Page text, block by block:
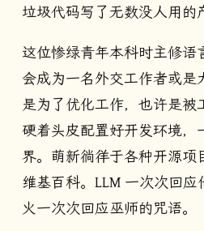
垃圾代码写了无数没人用的
这位惨绿青年本科时主修语
会成为一名外交工作者或是
是为了优化工作，也许是
硬着头皮配置好开发环境，
界。萌新徜徉于各种开源项
维基百科。LLM 一次次回
火一次次回应巫师的咒语。